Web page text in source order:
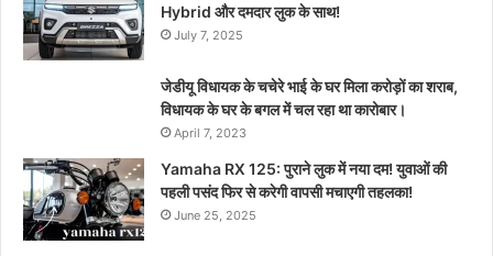
Hybrid और दमदार लुक के साथ!
July 7, 2025
जेडीयू विधायक के चचेरे भाई के घर मिला करोड़ों का शराब,
विधायक के घर के बगल में चल रहा था कारोबार।
April 7, 2023
Yamaha RX 125: पुराने लुक में नया दम! युवाओं की
पहली पसंद फिर से करेगी वापसी मचाएगी तहलका!
June 25, 2025